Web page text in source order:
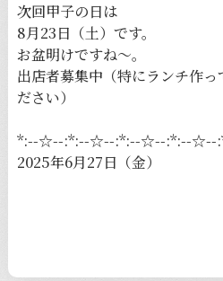
次回甲子の日は
8月23日（土）です。
お盆明けですね〜。
出店者募集中（特にランチ作っ
ださい）
*:--☆--:*:--☆--:*:--☆--:*:--☆--
2025年6月27日（金）